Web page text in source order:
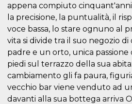
appena compiuto
la precisione, la puntualità, il
voce bassa, lo stare ognuno al
vita si divide tra il suo negozio di
padre e un orto, unica passione
piedi sul terrazzo della sua
cambiamento gli fa paura,
vecchio bar viene venduto ad
davanti alla sua bottega arriva